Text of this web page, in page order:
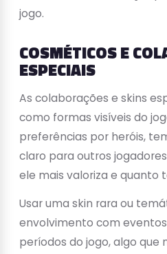
jogo.
COSMÉTICOS E
ESPECIAIS
As colaborações e skins
como formas visíveis do
preferências por heróis,
claro para outros
ele mais valoriza e quanto
Usar uma skin rara ou
envolvimento com
períodos do jogo, algo que